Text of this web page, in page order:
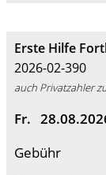
Erste Hilfe
2026-02-390
auch Privatzahler
Fr.
Gebühr